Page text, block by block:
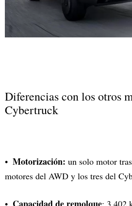
Diferencias con los otros
Cybertruck
Motorización: un solo motor
motores del AWD y los tres del
: 3.402